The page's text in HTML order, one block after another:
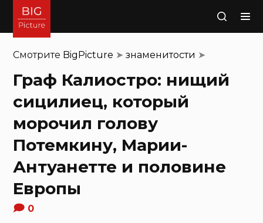
Поиск
Смотрите BigPicture ➤знаменитости ➤
Граф Калиостро: нищий
сицилиец, который
морочил голову
Потемкину, Марии-
Антуанетте и половине
Европы
0